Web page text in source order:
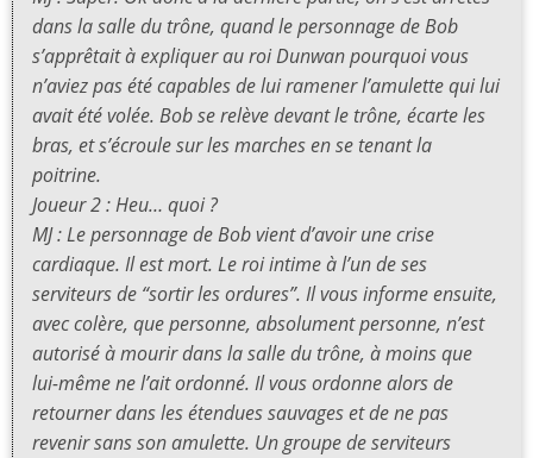
dans la salle du trône, quand le personnage de Bob
s’apprêtait à expliquer au roi Dunwan pourquoi vous
n’aviez pas été capables de lui ramener l’amulette qui lui
avait été volée. Bob se relève devant le trône, écarte les
bras, et s’écroule sur les marches en se tenant la
poitrine.
Joueur 2 : Heu… quoi ?
MJ : Le personnage de Bob vient d’avoir une crise
cardiaque. Il est mort. Le roi intime à l’un de ses
serviteurs de “sortir les ordures”. Il vous informe ensuite,
avec colère, que personne, absolument personne, n’est
autorisé à mourir dans la salle du trône, à moins que
lui-même ne l’ait ordonné. Il vous ordonne alors de
retourner dans les étendues sauvages et de ne pas
revenir sans son amulette. Un groupe de serviteurs